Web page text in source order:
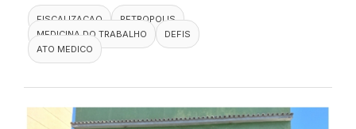
FISCALIZACAO
PETROPOLIS
MEDICINA DO TRABALHO
DEFIS
ATO MEDICO